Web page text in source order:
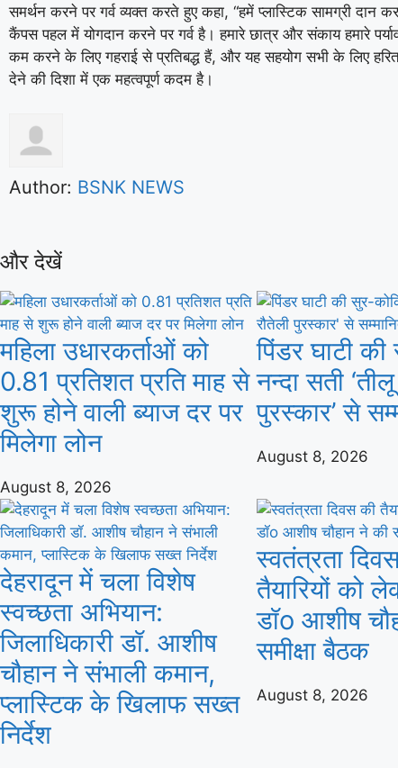
समर्थन करने पर गर्व व्यक्त करते हुए कहा, “हमें प्लास्टिक सामग्री दान
कैंपस पहल में योगदान करने पर गर्व है। हमारे छात्र और संकाय हमारे
कम करने के लिए गहराई से प्रतिबद्ध हैं, और यह सहयोग सभी के लिए हरित
देने की दिशा में एक महत्वपूर्ण कदम है।
Author: BSNK NEWS
और देखें
महिला उधारकर्ताओं को
0.81 प्रतिशत प्रति माह से
शुरू होने वाली ब्याज दर पर
मिलेगा लोन
August 8, 2026
पिंडर घाटी
नन्दा सती
पुरस्कार’ से
August 8, 2026
देहरादून में चला विशेष
स्वच्छता अभियान:
जिलाधिकारी डॉ. आशीष
चौहान ने संभाली कमान,
प्लास्टिक के खिलाफ सख्त
निर्देश
स्वतंत्रता
तैयारियों को
डॉo आशीष
समीक्षा बैठक
August 8, 2026